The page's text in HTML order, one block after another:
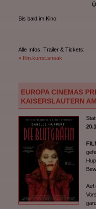
Bis bald im Kino!
Alle Infos, Trailer & Tickets:
» film.kunst.sneak
EUROPA CINEMAS
KAISERSLAUTERN
Auf